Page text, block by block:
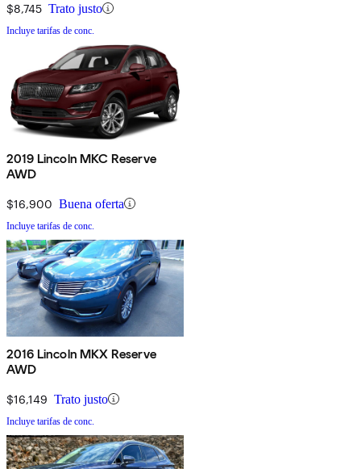
$8,745 Trato justo
Incluye tarifas de conc.
2019 Lincoln MKC Reserve
AWD
$16,900 Buena oferta
Incluye tarifas de conc.
2016 Lincoln MKX Reserve
AWD
$16,149 Trato justo
Incluye tarifas de conc.